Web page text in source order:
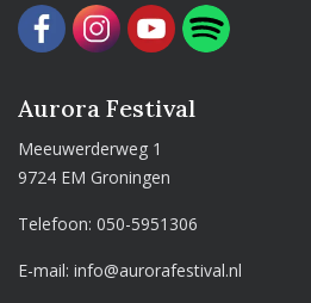
Aurora Festival
Meeuwerderweg 1
9724 EM Groningen
Telefoon:050-5951306
E-mail:info@aurorafestival.nl